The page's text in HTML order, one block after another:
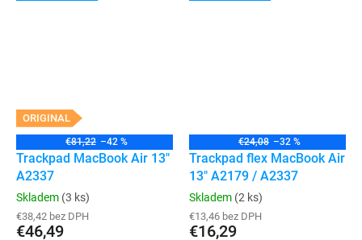
ORIGINAL
€81,22 –42 %
Trackpad MacBook Air 13"
A2337
Skladem (3 ks)
€38,42 bez DPH
€46,49
€24,08 –32 %
Trackpad flex MacBook Air
13" A2179 / A2337
Skladem (2 ks)
€13,46 bez DPH
€16,29